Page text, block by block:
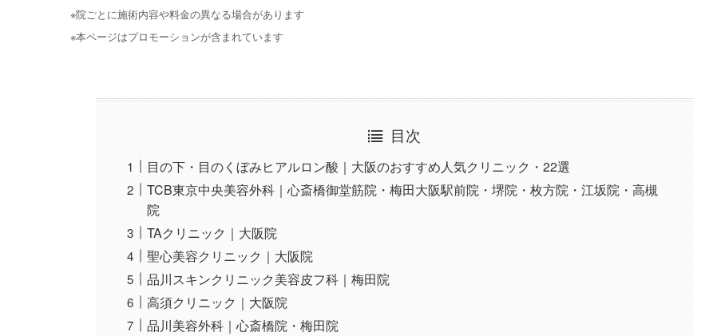
※院ごとに施術内容や料金の異なる場合があります
※本ページはプロモーションが含まれています
目次
目の下・目のくぼみヒアルロン酸｜大阪のおすすめ人気クリニック・22選
TCB東京中央美容外科｜心斎橋御堂筋院・梅田大阪駅前院・堺院・枚方院・江坂院・高槻
院
TAクリニック｜大阪院
聖心美容クリニック｜大阪院
品川スキンクリニック美容皮フ科｜梅田院
高須クリニック｜大阪院
品川美容外科｜心斎橋院・梅田院